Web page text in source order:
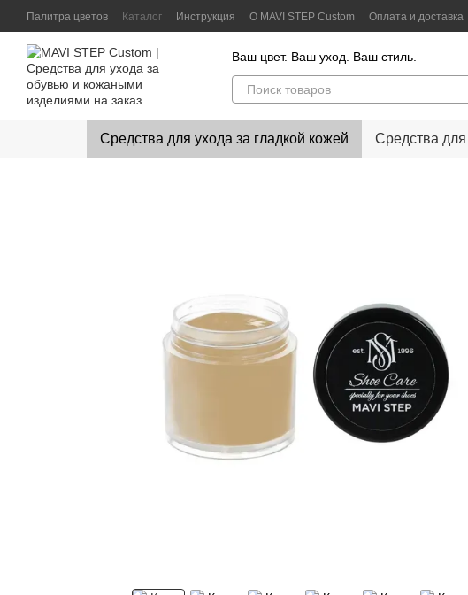
Перейти к основному контенту
Палитра цветов Каталог Инструкция О MAVI STEP Custom Оплата и доставка
Контактная информация
Отзывы клиентов Политика конфиденциальности
Ваш цвет. Ваш уход. Ваш стиль.
Средства для ухода за гладкой кожей Средства